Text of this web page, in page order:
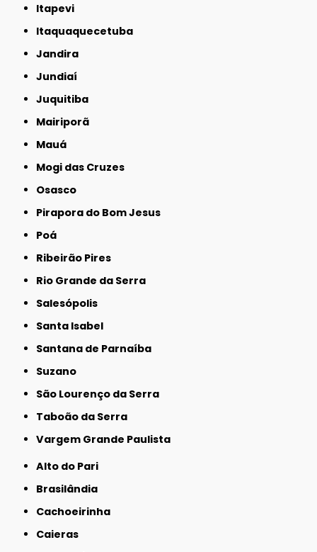
Itapevi
Itaquaquecetuba
Jandira
Jundiaí
Juquitiba
Mairiporã
Mauá
Mogi das Cruzes
Osasco
Pirapora do Bom Jesus
Poá
Ribeirão Pires
Rio Grande da Serra
Salesópolis
Santa Isabel
Santana de Parnaíba
Suzano
São Lourenço da Serra
Taboão da Serra
Vargem Grande Paulista
Alto do Pari
Brasilândia
Cachoeirinha
Caieras